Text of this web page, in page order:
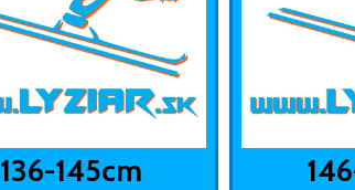
136-145cm